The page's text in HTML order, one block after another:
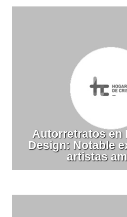
Autorretratos en
Design: Notable
artistas